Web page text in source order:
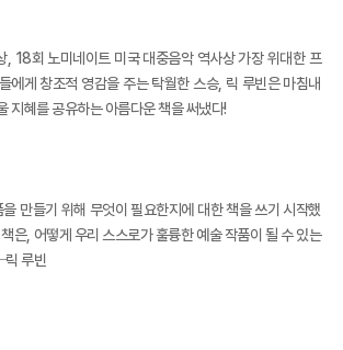
, 18회 노미네이트 미국 대중음악 역사상 가장 위대한 프
에게 창조적 영감을 주는 탁월한 스승, 릭 루빈은 마침내
지혜를 공유하는 아름다운 책을 써냈다!
만들기 위해 무엇이 필요한지에 대한 책을 쓰기 시작했
은, 어떻게 우리 스스로가 훌륭한 예술 작품이 될 수 있는
릭 루빈